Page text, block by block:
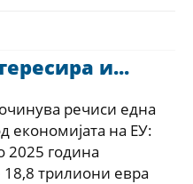
и...
речиси една
економијата на ЕУ:
2025 година
трилиони евра